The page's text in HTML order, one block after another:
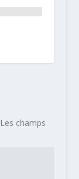
Les champs